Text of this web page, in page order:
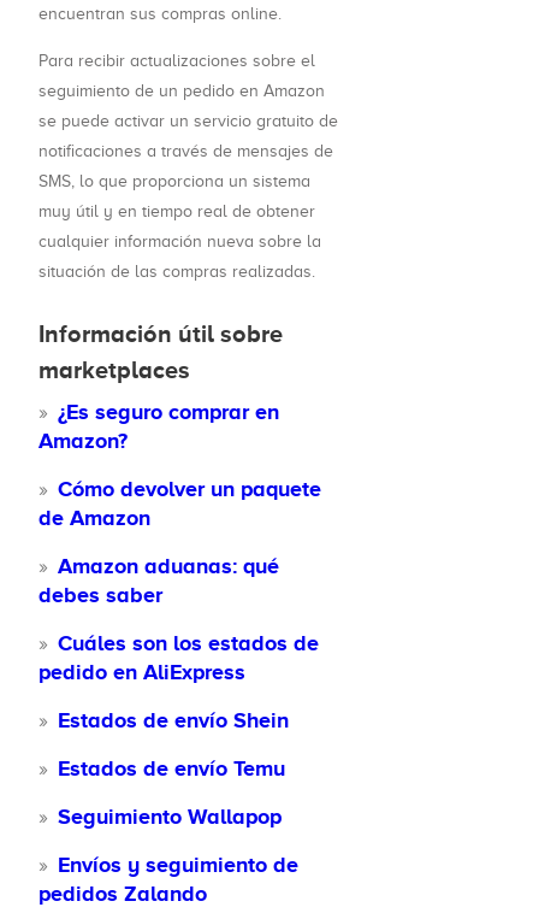
encuentran sus compras online.
Para recibir actualizaciones sobre el
seguimiento de un pedido en Amazon
se puede activar un servicio gratuito de
notificaciones a través de mensajes de
SMS, lo que proporciona un sistema
muy útil y en tiempo real de obtener
cualquier información nueva sobre la
situación de las compras realizadas.
Información útil sobre
marketplaces
¿Es seguro comprar en
Amazon?
Cómo devolver un paquete
de Amazon
Amazon aduanas: qué
debes saber
Cuáles son los estados de
pedido en AliExpress
Estados de envío Shein
Estados de envío Temu
Seguimiento Wallapop
Envíos y seguimiento de
pedidos Zalando